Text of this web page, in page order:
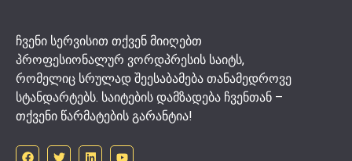
ჩვენი სერვისით თქვენ მიიღებთ
პროფესიონალურ ვორდპრესის საიტს,
რომელიც სრულად შეესაბამება თანამედროვე
სტანდარტებს. საიტების დამზადება ჩვენთან –
თქვენი წარმატების გარანტია!